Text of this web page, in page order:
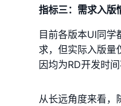
指标三：需求入版
目前各版本UI同学
求，但实际入版量
因均为RD开发时间
从长远角度来看，